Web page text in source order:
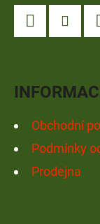
Obchodní
Podmínky
Prodejna